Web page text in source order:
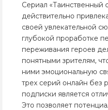
Сериал «Таинственный
действительно
своей увлекательной
глубокой проработке
переживания героев
понятными зрителям,
ними эмоциональную
трех серий онлайн без
подписки является
Это позволяет